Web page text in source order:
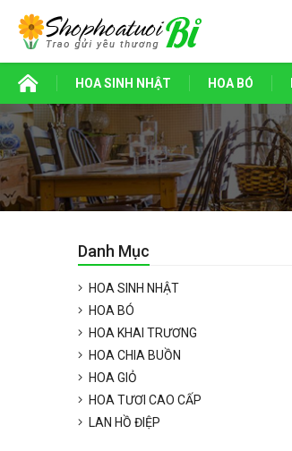
HOA SINH NHẬT HOA BÓ
Danh Mục
HOA SINH NHẬT
HOA BÓ
HOA KHAI TRƯƠNG
HOA CHIA BUỒN
HOA GIỎ
HOA TƯƠI CAO CẤP
LAN HỒ ĐIỆP